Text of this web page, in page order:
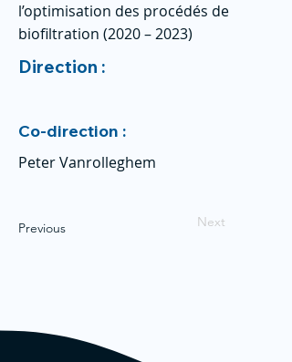
l’optimisation des procédés de
biofiltration (2020 – 2023)
Direction :
Co-direction :
Peter Vanrolleghem
Previous Next